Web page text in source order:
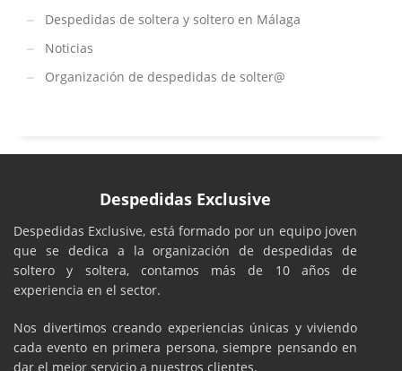
Despedidas de soltera y soltero en Málaga
Noticias
Organización de despedidas de solter@
Despedidas Exclusive
Despedidas Exclusive, está formado por un equipo joven
que se dedica a la organización de despedidas de
soltero y soltera, contamos más de 10 años de
experiencia en el sector.
Nos divertimos creando experiencias únicas y viviendo
cada evento en primera persona, siempre pensando en
dar el mejor servicio a nuestros clientes.